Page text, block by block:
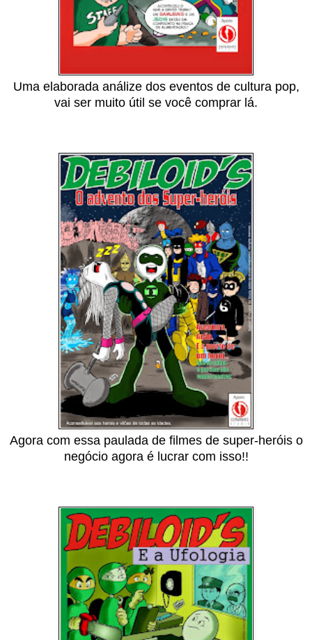
Uma elaborada análize dos eventos de cultura pop,
vai ser muito útil se você comprar lá.
Agora com essa paulada de filmes de super-heróis o
negócio agora é lucrar com isso!!